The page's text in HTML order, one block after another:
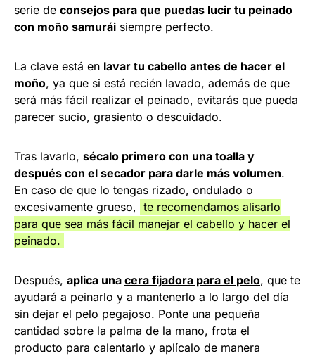
serie de consejos para que puedas lucir tu peinado
con moño samurái siempre perfecto.
La clave está en lavar tu cabello antes de hacer el
moño, ya que si está recién lavado, además de que
será más fácil realizar el peinado, evitarás que pueda
parecer sucio, grasiento o descuidado.
Tras lavarlo, sécalo primero con una toalla y
después con el secador para darle más volumen.
En caso de que lo tengas rizado, ondulado o
excesivamente grueso, te recomendamos alisarlo
para que sea más fácil manejar el cabello y hacer el
peinado.
Después, aplica una cera fijadora para el pelo, que te
ayudará a peinarlo y a mantenerlo a lo largo del día
sin dejar el pelo pegajoso. Ponte una pequeña
cantidad sobre la palma de la mano, frota el
producto para calentarlo y aplícalo de manera